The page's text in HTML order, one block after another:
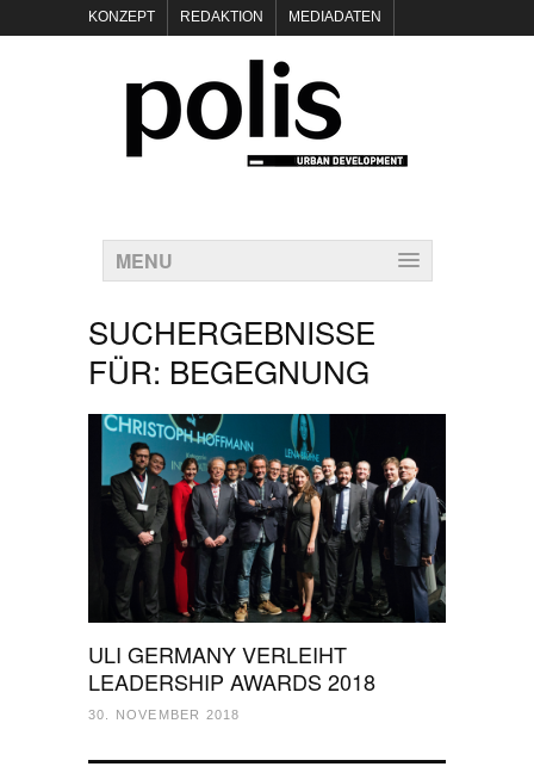
KONZEPT REDAKTION MEDIADATEN
POLIS KEYNOTES
KONTAKT DATENSCHUTZ IMPRESSUM
MENU
SUCHERGEBNISSE
FÜR: BEGEGNUNG
ULI GERMANY VERLEIHT
LEADERSHIP AWARDS 2018
30. NOVEMBER 2018